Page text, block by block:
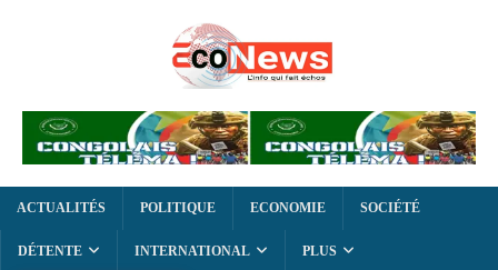
ACTUALITÉS POLITIQUE ECONOMIE SOCIÉTÉ
DÉTENTE INTERNATIONAL PLUS